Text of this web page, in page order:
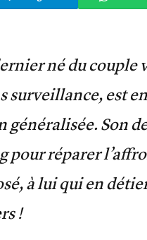
né du
surveillance, est
Son
pour réparer
à lui qui en
!